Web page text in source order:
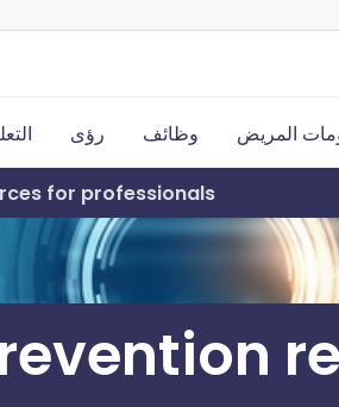
رؤى وظائف المريض
for professionals